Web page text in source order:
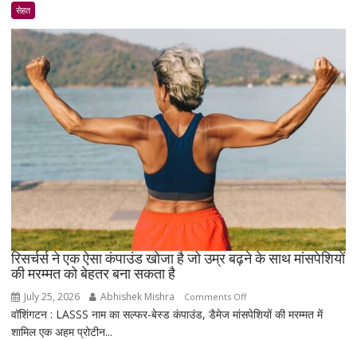
सावधान
!
सेहत
रिसर्चर्स ने एक ऐसा कंपाउंड खोजा है जो उम्र बढ़ने के साथ मांसपेशियों
की मरम्मत को बेहतर बना सकता है
July 25, 2026 Abhishek Mishra Comments Offon
रिसर्चर्स
वॉशिंगटन : LASSS नाम का सल्फर-बेस्ड कंपाउंड, डैमेज मांसपेशियों की मरम्मत में
शामिल एक अहम प्रोटीन...